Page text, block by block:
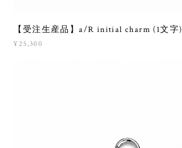
【受注生産品】a/R initial charm (1文字)
¥25,300